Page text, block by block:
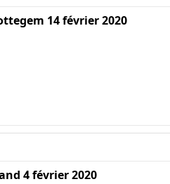
14 février 2020
4 février 2020